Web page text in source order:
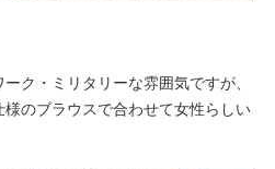
ク・ミリタリーな雰囲気ですが、
のブラウスで合わせて女性らしい